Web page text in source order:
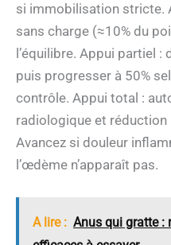
si immobilisation stricte.
sans charge (≈10% du
l’équilibre. Appui partiel
puis progresser à 50%
contrôle. Appui total :
radiologique et réduction
Avancez si douleur
l’œdème n’apparaît pas.
A lire : Anus qui gratte :